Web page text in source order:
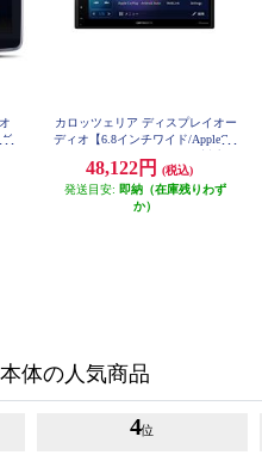
カロッツェリア ディスプレイオー
ディオ【6.8インチワイド/AppleCar
luetooth/USB/チューナー・DSPメ
インユニット】 DMH-SZ500
48,122円
(税込)
発送目安: 即納（在庫残りわず
か）
体の人気商品
4位